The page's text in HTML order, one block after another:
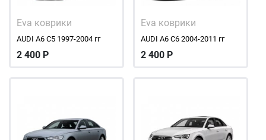
Eva коврики
AUDI A6 С5 1997-2004 гг
2 400 Р
Eva коврики
AUDI A6 С6 2004-2011 гг
2 400 Р